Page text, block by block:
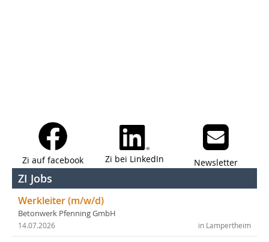
Zi auf facebook Zi bei LinkedIn Newsletter
ZI Jobs
Werkleiter (m/w/d)
Betonwerk Pfenning GmbH
in Lampertheim
14.07.2026